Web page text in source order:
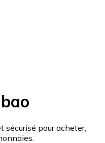
sécurisé pour acheter,